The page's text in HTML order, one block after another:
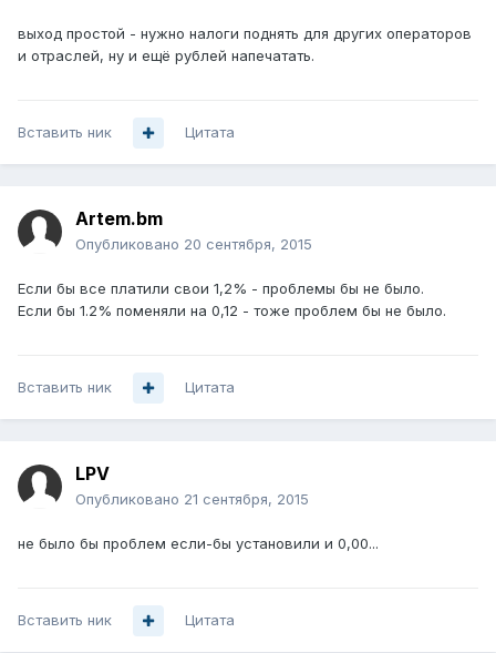
выход простой - нужно налоги поднять для других операторов
и отраслей, ну и ещё рублей напечатать.
Вставить ник Цитата
Artem.bm
Опубликовано 20 сентября, 2015
Если бы все платили свои 1,2% - проблемы бы не было.
Если бы 1.2% поменяли на 0,12 - тоже проблем бы не было.
Вставить ник Цитата
LPV
Опубликовано 21 сентября, 2015
не было бы проблем если-бы установили и 0,00...
Вставить ник Цитата